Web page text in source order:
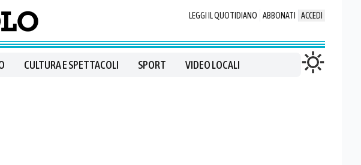
LEGGI IL QUOTIDIANO ABBONATI ACCEDI
CULTURA E SPETTACOLI SPORT VIDEO LOCALI